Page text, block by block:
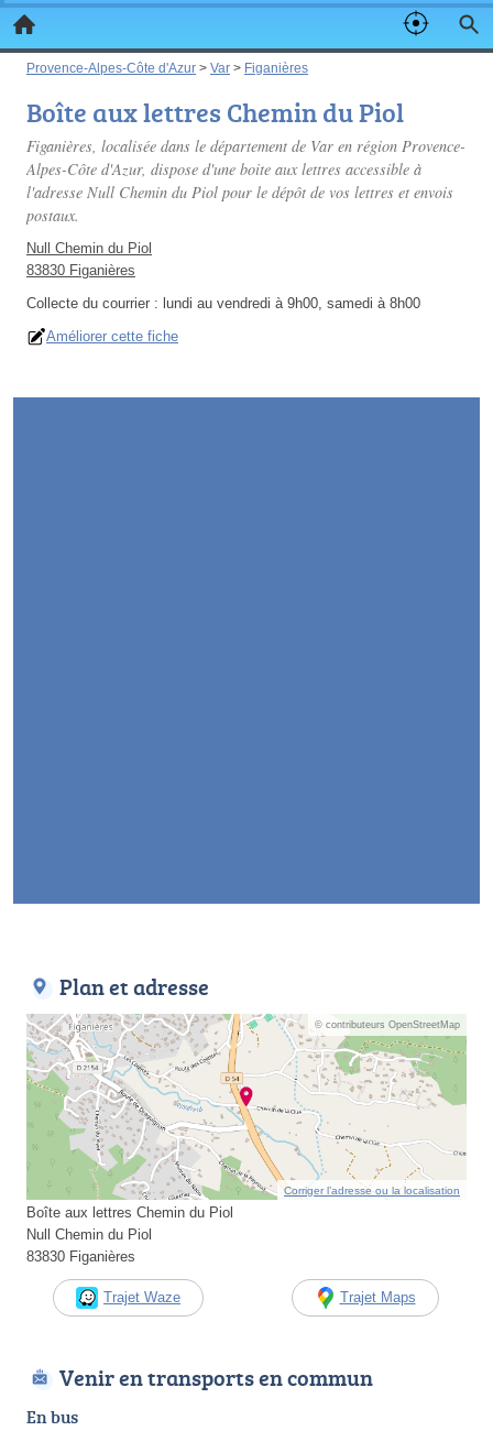
Provence-Alpes-Côte d'Azur > Var > Figanières
Boîte aux lettres Chemin du Piol
Figanières, localisée dans le département de Var en région Provence-
Alpes-Côte d'Azur, dispose d'une boite aux lettres accessible à
l'adresse Null Chemin du Piol pour le dépôt de vos lettres et envois
postaux.
Null Chemin du Piol
83830 Figanières
Collecte du courrier : lundi au vendredi à 9h00, samedi à 8h00
Améliorer cette fiche
Plan et adresse
© contributeurs OpenStreetMap
Corriger l’adresse ou la localisation
Boîte aux lettres Chemin du Piol
Null Chemin du Piol
83830 Figanières
Trajet Waze Trajet Maps
Venir en transports en commun
En bus